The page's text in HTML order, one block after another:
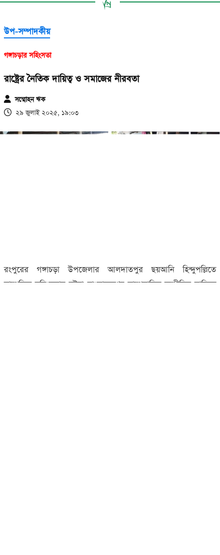
উপ-সম্পাদকীয়
গঙ্গাচড়ার সহিংসতা
রাষ্ট্রের নৈতিক দায়িত্ব ও সমাজের নীরবতা
সম্মোহন ঋক
২৯ জুলাই ২০২৫, ১৯:০৩
রংপুরের গঙ্গাচড়া উপজেলার আলদাতপুর ছয়আনি হিন্দুপল্লিতে
সাম্প্রতিক সহিংসতার ঘটনা বাংলাদেশের সাম্প্রদায়িক সম্প্রীতির দাবিকে